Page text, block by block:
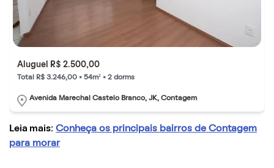
Aluguel R$ 2.500,00
Total R$ 3.246,00 • 54m² • 2 dorms
Avenida Marechal Castelo Branco, JK, Contagem
Leia mais: Conheça os principais bairros de Contagem
para morar